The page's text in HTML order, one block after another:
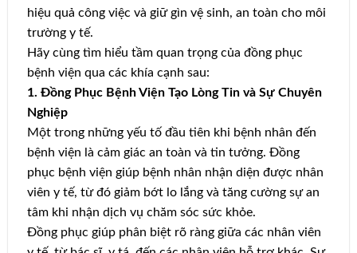
hiệu quả công việc và giữ gìn vệ sinh, an toàn cho môi
trường y tế.
Hãy cùng tìm hiểu tầm quan trọng của đồng phục
bệnh viện qua các khía cạnh sau:
1. Đồng Phục Bệnh Viện Tạo Lòng Tin và Sự Chuyên
Nghiệp
Một trong những yếu tố đầu tiên khi bệnh nhân đến
bệnh viện là cảm giác an toàn và tin tưởng. Đồng
phục bệnh viện giúp bệnh nhân nhận diện được nhân
viên y tế, từ đó giảm bớt lo lắng và tăng cường sự an
tâm khi nhận dịch vụ chăm sóc sức khỏe.
Đồng phục giúp phân biệt rõ ràng giữa các nhân viên